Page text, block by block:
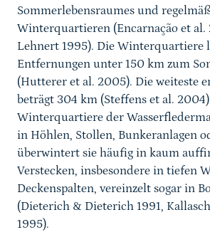
Sommerlebensraumes und
Winterquartieren (Encarnação et al.
Lehnert 1995). Die Winterquartiere
Entfernungen unter 150 km zum
(Hutterer et al. 2005). Die weiteste
beträgt 304 km (Steffens et al.
Winterquartiere der
in Höhlen, Stollen, Bunkeranlagen
überwintert sie häufig in kaum
Verstecken, insbesondere in tiefen
Deckenspalten, vereinzelt sogar in
(Dieterich & Dieterich 1991,
1995).